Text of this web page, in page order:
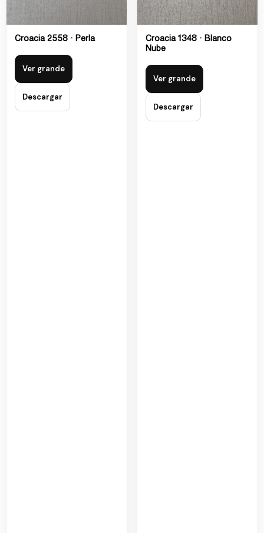
Croacia 2558 · Perla
Ver grande
Descargar
Croacia 1348 · Blanco
Nube
Ver grande
Descargar